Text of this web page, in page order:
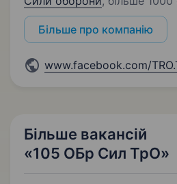
Більше про компанію
Більше вакансій
«105 ОБр Сил ТрО»